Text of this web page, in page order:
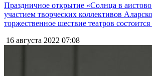
Праздничное открытие «Солнца в
участием творческих коллективов
торжественное шествие театров
16 августа 2022 07:08